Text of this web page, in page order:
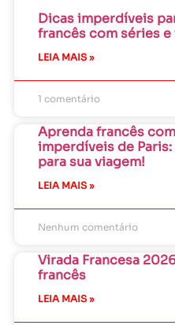
Dicas imperdíveis
francês com séries e
LEIA MAIS »
1 comentário
Aprenda francês
imperdíveis de
para sua viagem!
LEIA MAIS »
Nenhum comentário
Virada Francesa
francês
LEIA MAIS »